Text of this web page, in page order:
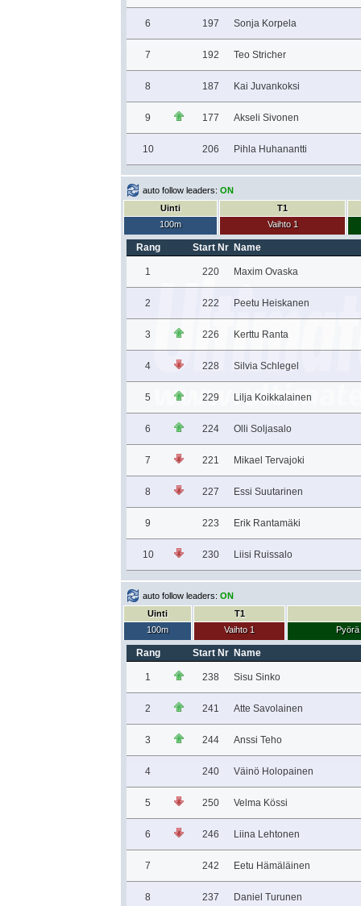
6 197 Sonja Korpela
7 192 Teo Stricher
8 187 Kai Juvankoksi
9 177 Akseli Sivonen
10 206 Pihla Huhanantti
auto follow leaders: ON
Uinti
100m
T1
Vaihto 1
Rang Start Nr Name
1 220 Maxim Ovaska
2 222 Peetu Heiskanen
3 226 Kerttu Ranta
4 228 Silvia Schlegel
5 229 Lilja Koikkalainen
6 224 Olli Soljasalo
7 221 Mikael Tervajoki
8 227 Essi Suutarinen
9 223 Erik Rantamäki
10 230 Liisi Ruissalo
auto follow leaders: ON
Uinti
100m
T1
Vaihto 1
Rang Start Nr Name
1 238 Sisu Sinko
2 241 Atte Savolainen
3 244 Anssi Teho
4 240 Väinö Holopainen
5 250 Velma Kössi
6 246 Liina Lehtonen
7 242 Eetu Hämäläinen
8 237 Daniel Turunen